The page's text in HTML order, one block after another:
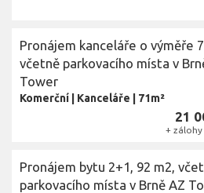
Pronájem kanceláře o výměře
včetně parkovacího místa v
Tower
Komerční Kanceláře 71m²
21
+ zálohy
Pronájem bytu 2+1, 92 m2,
parkovacího místa v Brně AZ